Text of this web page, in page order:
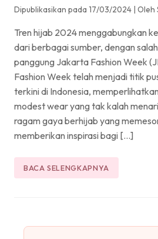
Dipublikasikan pada 17/03/2024 | Oleh
Tren hijab 2024 menggabungkan
dari berbagai sumber, dengan
panggung Jakarta Fashion Week
Fashion Week telah menjadi titik
terkini di Indonesia,
modest wear yang tak kalah
ragam gaya berhijab yang
memberikan inspirasi bagi […]
BACA SELENGKAPNYA